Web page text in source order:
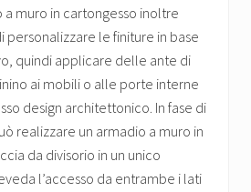
a muro in cartongesso inoltre
personalizzare le finiture in base
quindi applicare delle ante di
ai mobili o alle porte interne
design architettonico. In fase di
realizzare un armadio a muro in
da divisorio in un unico
l’accesso da entrambe i lati